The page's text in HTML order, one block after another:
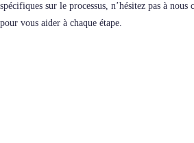
spécifiques sur le processus, n’hésitez pas à
pour vous aider à chaque étape.